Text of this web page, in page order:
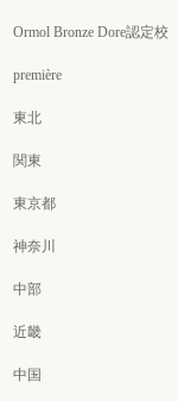
Ormol Bronze Dore認定校
première
東北
関東
東京都
神奈川
中部
近畿
中国